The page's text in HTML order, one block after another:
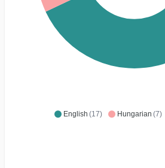
English (17) Hungarian (7)